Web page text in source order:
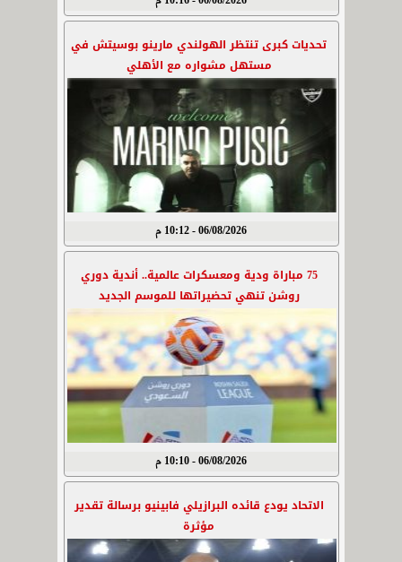
تحديات كبرى تنتظر الهولندي مارينو بوسيتش في
مستهل مشواره مع الأهلي
06/08/2026 - 10:12 م
75 مباراة ودية ومعسكرات عالمية.. أندية دوري
روشن تنهي تحضيراتها للموسم الجديد
06/08/2026 - 10:10 م
الاتحاد يودع قائده البرازيلي فابينيو برسالة تقدير
مؤثرة